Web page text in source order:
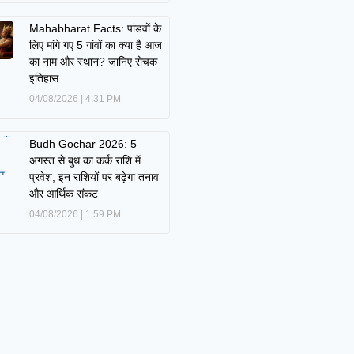
Mahabharat Facts: पांडवों के
लिए मांगे गए 5 गांवों का क्या है आज
का नाम और स्थान? जानिए रोचक
इतिहास
04/08/2026 4:31 PM
Budh Gochar 2026: 5
अगस्त से बुध का कर्क राशि में
प्रवेश, इन राशियों पर बढ़ेगा तनाव
और आर्थिक संकट
04/08/2026 1:59 PM